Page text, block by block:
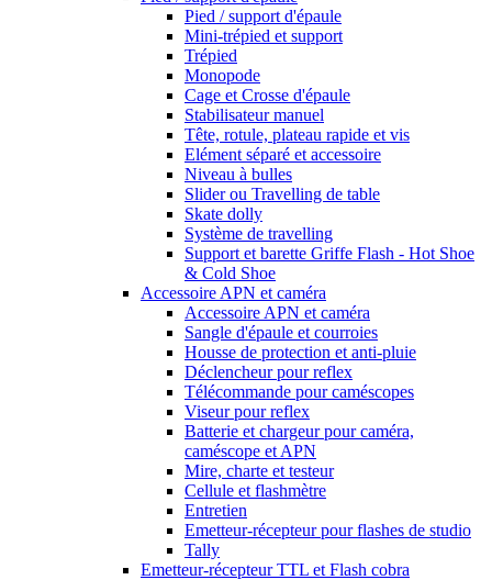
Pied / support d'épaule
Mini-trépied et support
Trépied
Monopode
Cage et Crosse d'épaule
Stabilisateur manuel
Tête, rotule, plateau rapide et vis
Elément séparé et accessoire
Niveau à bulles
Slider ou Travelling de table
Skate dolly
Système de travelling
Support et barette Griffe Flash - Hot Shoe
& Cold Shoe
Accessoire APN et caméra
Accessoire APN et caméra
Sangle d'épaule et courroies
Housse de protection et anti-pluie
Déclencheur pour reflex
Télécommande pour caméscopes
Viseur pour reflex
Batterie et chargeur pour caméra,
caméscope et APN
Mire, charte et testeur
Cellule et flashmètre
Entretien
Emetteur-récepteur pour flashes de studio
Tally
Emetteur-récepteur TTL et Flash cobra